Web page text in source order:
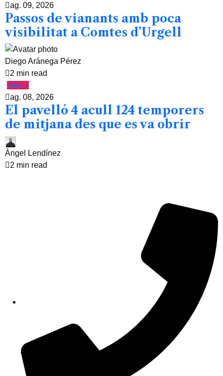
ag. 09, 2026
Passos de vianants amb poca
visibilitat a Comtes d’Urgell
Diego Aránega Pérez
2 min read
Lleida
ag. 08, 2026
El pavelló 4 acull 124 temporers
de mitjana des que es va obrir
Àngel Lendínez
2 min read